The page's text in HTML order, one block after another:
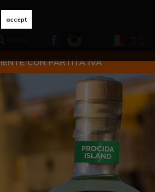
CON PARTITA IVA